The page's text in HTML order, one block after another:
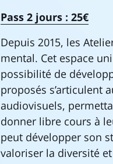
Pass 2 jours : 25€
Depuis 2015, les
mental. Cet espace
possibilité de
proposés s’articulent
audiovisuels,
donner libre cours à
peut développer son
valoriser la diversité